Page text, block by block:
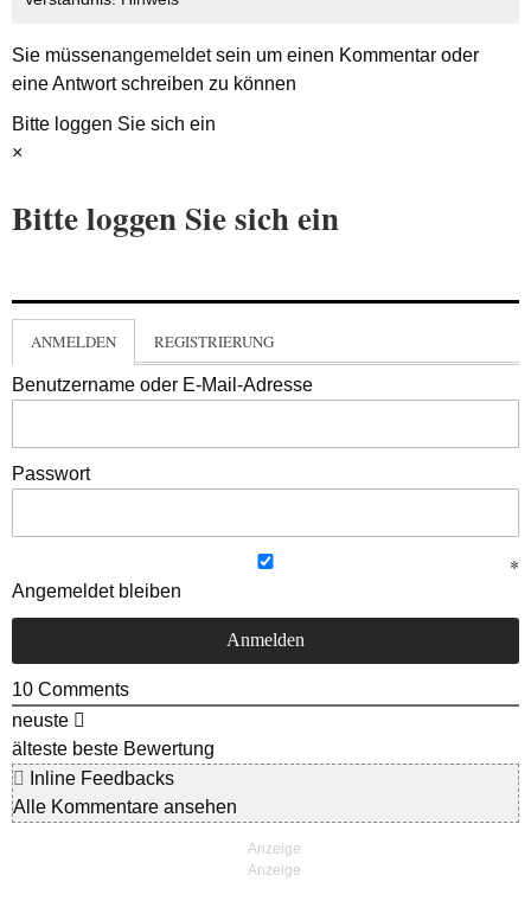
Sie müssenangemeldetsein um einen Kommentar oder
eine Antwort schreiben zu können
Bitte loggen Sie sich ein
×
Bitte loggen Sie sich ein
ANMELDEN REGISTRIERUNG
Benutzername oder E-Mail-Adresse
Passwort
Angemeldet bleiben
10 Comments
neuste
älteste beste Bewertung
Inline Feedbacks
Alle Kommentare ansehen